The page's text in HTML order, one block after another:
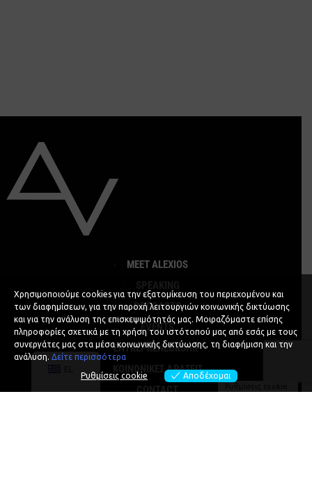
MEET ALEXIOS
PODCASTS
EVENTS
ENTREPRENEURSHIP
ΚΟΙΝΩΝΙΚΕΣ ΔΡΑΣΕΙΣ
CONTACT
Χρησιμοποιούμε cookies για την εξατομίκευση του περιεχομένου και
των διαφημίσεων, για την παροχή λειτουργιών κοινωνικής δικτύωσης
και για την ανάλυση της επισκεψιμότητάς μας. Μοιραζόμαστε επίσης
πληροφορίες σχετικά με τη χρήση του ιστότοπού μας από εσάς με τους
συνεργάτες μας στα μέσα κοινωνικής δικτύωσης, τη διαφήμιση και την
ανάλυση. Δείτε περισσότερα
Ρυθμίσεις cookie Αποδέχομαι